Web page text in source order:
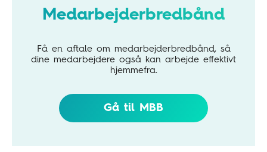
Medarbejderbredbånd
Få en aftale om medarbejderbredbånd, så
dine medarbejdere også kan arbejde effektivt
hjemmefra.
Gå til MBB